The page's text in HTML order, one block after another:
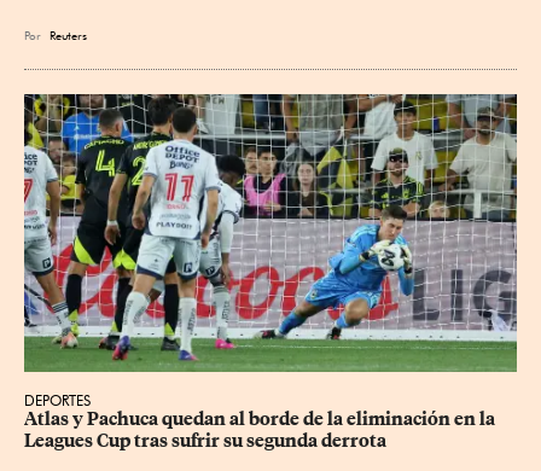
Por Reuters
DEPORTES
Atlas y Pachuca quedan al borde de la eliminación en la
Leagues Cup tras sufrir su segunda derrota